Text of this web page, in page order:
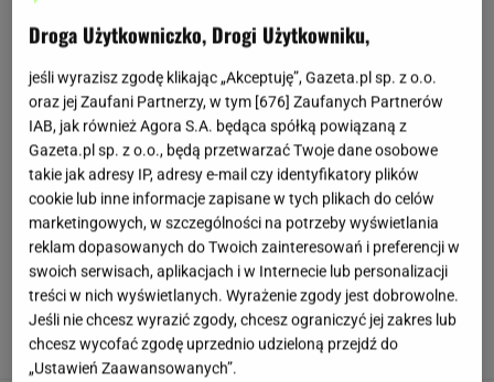
Szokujące sceny w parlamencie. Obrzucili
premiera jajkami. Jest nagranie
Droga Użytkowniczko, Drogi Użytkowniku,
jeśli wyrazisz zgodę klikając „Akceptuję”, Gazeta.pl sp. z o.o.
oraz jej Zaufani Partnerzy, w tym [676] Zaufanych Partnerów
IAB, jak również Agora S.A. będąca spółką powiązaną z
Gazeta.pl sp. z o.o., będą przetwarzać Twoje dane osobowe
takie jak adresy IP, adresy e-mail czy identyfikatory plików
cookie lub inne informacje zapisane w tych plikach do celów
marketingowych, w szczególności na potrzeby wyświetlania
reklam dopasowanych do Twoich zainteresowań i preferencji w
swoich serwisach, aplikacjach i w Internecie lub personalizacji
treści w nich wyświetlanych. Wyrażenie zgody jest dobrowolne.
Jeśli nie chcesz wyrazić zgody, chcesz ograniczyć jej zakres lub
chcesz wycofać zgodę uprzednio udzieloną przejdź do
„Ustawień Zaawansowanych”.